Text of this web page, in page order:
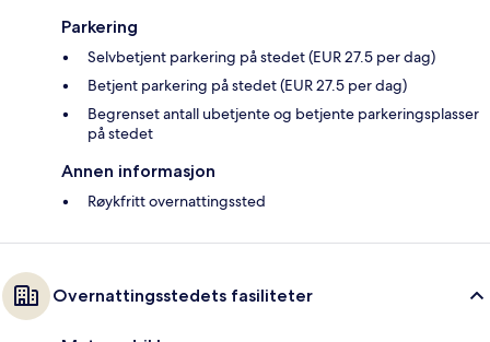
Parkering
Selvbetjent parkering på stedet (EUR 27.5 per dag)
Betjent parkering på stedet (EUR 27.5 per dag)
Begrenset antall ubetjente og betjente parkeringsplasser
på stedet
Annen informasjon
Røykfritt overnattingssted
Overnattingsstedets fasiliteter